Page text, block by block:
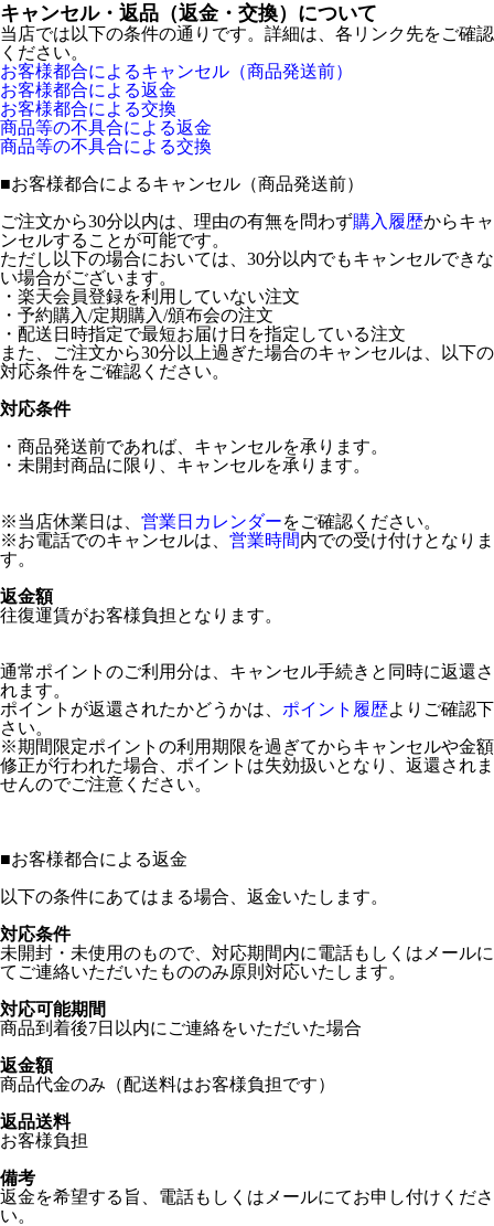
キャンセル・返品（返金・交換）について
当店では以下の条件の通りです。詳細は、各リンク先をご確認
ください。
お客様都合によるキャンセル（商品発送前）
お客様都合による返金
お客様都合による交換
商品等の不具合による返金
商品等の不具合による交換
■お客様都合によるキャンセル（商品発送前）
ご注文から30分以内は、理由の有無を問わず購入履歴からキャ
ンセルすることが可能です。
ただし以下の場合においては、30分以内でもキャンセルできな
い場合がございます。
・楽天会員登録を利用していない注文
・予約購入/定期購入/頒布会の注文
・配送日時指定で最短お届け日を指定している注文
また、ご注文から30分以上過ぎた場合のキャンセルは、以下の
対応条件をご確認ください。
対応条件
・商品発送前であれば、キャンセルを承ります。
・未開封商品に限り、キャンセルを承ります。
※当店休業日は、 営業日カレンダーをご確認ください。
※お電話でのキャンセルは、 営業時間内での受け付けとなりま
す。
返金額
往復運賃がお客様負担となります。
通常ポイントのご利用分は、キャンセル手続きと同時に返還さ
れます。
ポイントが返還されたかどうかは、 ポイント履歴よりご確認下
さい。
※期間限定ポイントの利用期限を過ぎてからキャンセルや金額
修正が行われた場合、ポイントは失効扱いとなり、返還されま
せんのでご注意ください。
■お客様都合による返金
以下の条件にあてはまる場合、返金いたします。
対応条件
未開封・未使用のもので、対応期間内に電話もしくはメールに
てご連絡いただいたもののみ原則対応いたします。
対応可能期間
商品到着後7日以内にご連絡をいただいた場合
返金額
商品代金のみ（配送料はお客様負担です）
返品送料
お客様負担
備考
返金を希望する旨、電話もしくはメールにてお申し付けくださ
い。